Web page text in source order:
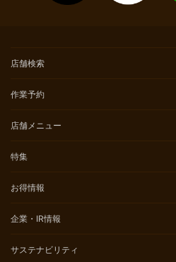
店舗検索
作業予約
店舗メニュー
特集
お得情報
企業・IR情報
サステナビリティ